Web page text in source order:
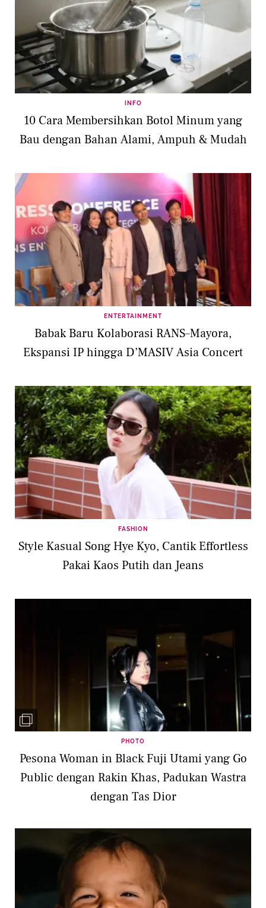
INFO
10 Cara Membersihkan Botol Minum yang
Bau dengan Bahan Alami, Ampuh & Mudah
ENTERTAINMENT
Babak Baru Kolaborasi RANS–Mayora,
Ekspansi IP hingga D’MASIV Asia Concert
FASHION
Style Kasual Song Hye Kyo, Cantik Effortless
Pakai Kaos Putih dan Jeans
PHOTO
Pesona Woman in Black Fuji Utami yang Go
Public dengan Rakin Khas, Padukan Wastra
dengan Tas Dior